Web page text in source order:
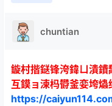
chuntian
鏇村揩鎹锋洿鍏ㄩ潰
互鏌ョ湅杩欎釜娈垮
https://